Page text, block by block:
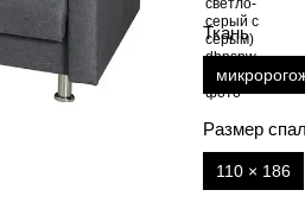
Ткань
Размер
110 × 186